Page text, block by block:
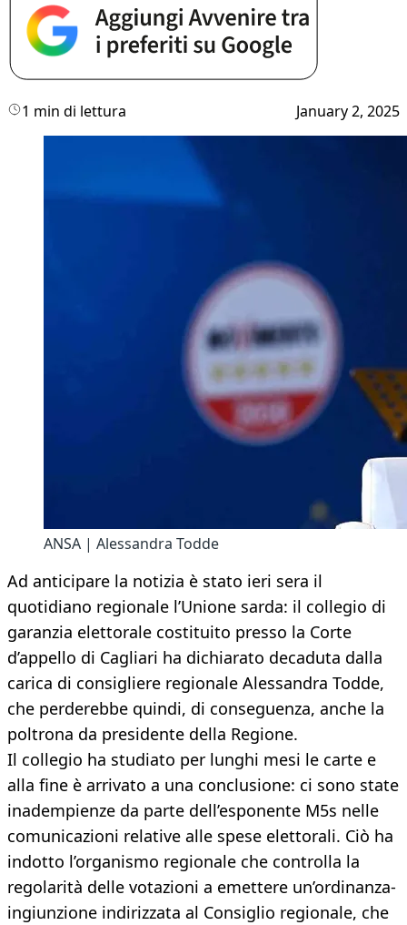
1 min di lettura January 2, 2025
ANSA | Alessandra Todde
Ad anticipare la notizia è stato ieri sera il
quotidiano regionale l’Unione sarda: il collegio di
garanzia elettorale costituito presso la Corte
d’appello di Cagliari ha dichiarato decaduta dalla
carica di consigliere regionale Alessandra Todde,
che perderebbe quindi, di conseguenza, anche la
poltrona da presidente della Regione.
Il collegio ha studiato per lunghi mesi le carte e
alla fine è arrivato a una conclusione: ci sono state
inadempienze da parte dell’esponente M5s nelle
comunicazioni relative alle spese elettorali. Ciò ha
indotto l’organismo regionale che controlla la
regolarità delle votazioni a emettere un’ordinanza-
ingiunzione indirizzata al Consiglio regionale, che